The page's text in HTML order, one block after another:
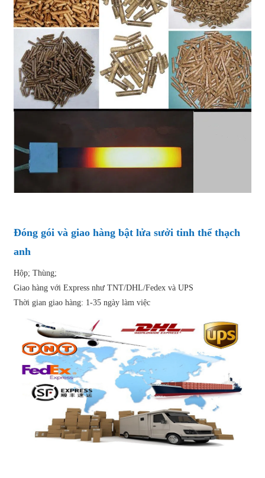
Đóng gói và giao hàng bật lửa sưởi tinh thể thạch
anh
Hộp; Thùng;
Giao hàng với Express như TNT/DHL/Fedex và UPS
Thời gian giao hàng: 1-35 ngày làm việc